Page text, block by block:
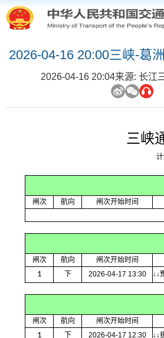
2026-04-16 20:00三峡-葛
2026-04-16 20:04来源: 长江
三峡
闸次 航向
闸次开始时间
闸次 航向 闸次开始时间
1 下 2026-04-17 13:30 ↓↓
闸次 航向 闸次开始时间
1 下 2026-04-17 12:30 ↓↓